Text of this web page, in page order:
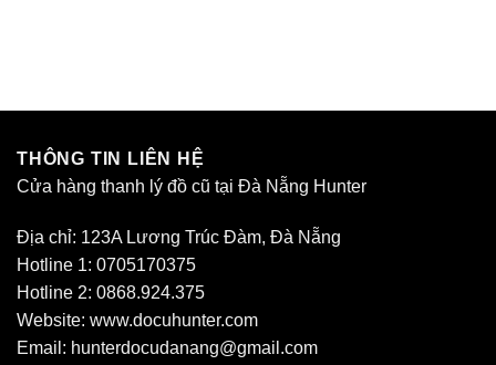
THÔNG TIN LIÊN HỆ
Cửa hàng thanh lý đồ cũ tại Đà Nẵng Hunter
Địa chỉ: 123A Lương Trúc Đàm, Đà Nẵng
Hotline 1: 0705170375
Hotline 2: 0868.924.375
Website: www.docuhunter.com
Email: hunterdocudanang@gmail.com